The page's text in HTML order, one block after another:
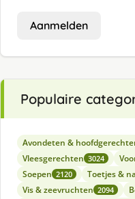
Aanmelden
Populaire
Avondeten &
Vleesgerechten 3024
Soepen 2120 Toetjes &
Vis & zeevruchten 2094